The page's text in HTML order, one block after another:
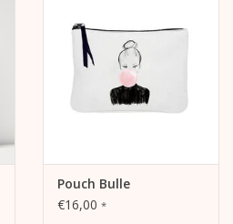
Warmwhite 120 g/m
der Vorderseite.
sind blanko und beschreibbar.
Pouch Bulle
€16,00 *